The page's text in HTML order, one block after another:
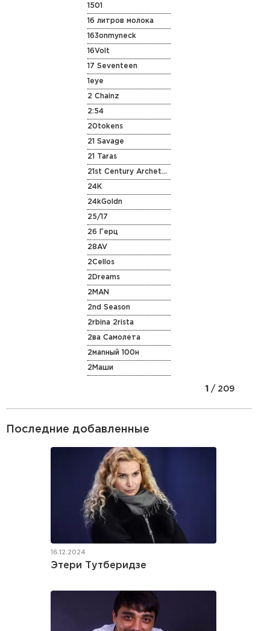
1501
16 литров молока
163onmyneck
16Volt
17 Seventeen
1eye
2 Chainz
2:54
20tokens
21 Savage
21 Taras
21st Century Archetype
24K
24kGoldn
25/17
26 Герц
28AV
2Cellos
2Dreams
2MAN
2nd Season
2rbina 2rista
2ва Самолета
2маnный 100н
2Маши
1 / 209
Последние добавленные
16.12.2024
Этери Тутберидзе